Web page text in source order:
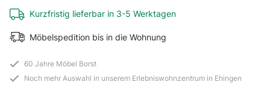
Kurzfristig lieferbar in 3-5 Werktagen
Möbelspedition bis in die Wohnung
60 Jahre Möbel Borst
Noch mehr Auswahl in unserem Erlebniswohnzentrum in Ehingen